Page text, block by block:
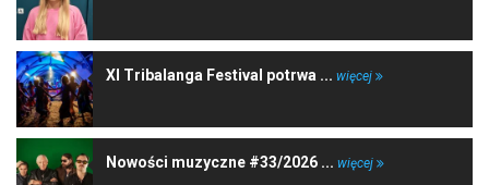
XI Tribalanga Festival potrwa ... więcej
Nowości muzyczne #33/2026 ... więcej